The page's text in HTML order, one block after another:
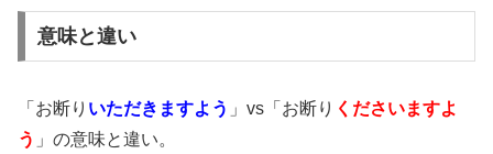
意味と違い
「お断り いただきますよう 」vs「お断り くださいますよ
う 」の意味と違い。